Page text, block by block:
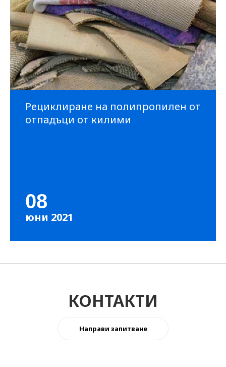
Рециклиране на полипропилен от
отпадъци от килими
08
юни 2021
КОНТАКТИ
Направи запитване